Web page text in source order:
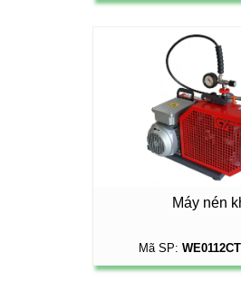
Máy nén
Mã SP: